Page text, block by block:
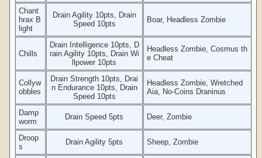
Chant
hrax B
light
Drain Agility 10pts, Drain
Speed 10pts
Boar, Headless Zombie
Chills
Drain Intelligence 10pts, D
rain Agility 10pts, Drain Wi
llpower 10pts
Headless Zombie, Cosmus th
e Cheat
Collyw
obbles
Drain Strength 10pts, Drai
n Endurance 10pts, Drain
Speed 10pts
Headless Zombie, Wretched
Aia, No-Coins Draninus
Damp
worm
Drain Speed 5pts Deer, Zombie
Droop
s
Drain Agility 5pts Sheep, Zombie